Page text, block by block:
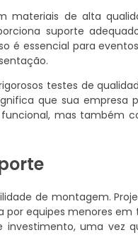
de alta
suporte
é essencial para
testes de
que sua
mas também
de montagem.
equipes menores em
uma vez